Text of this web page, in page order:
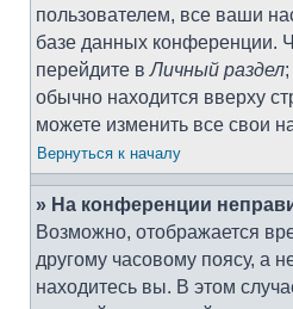
пользователем, все ваши
базе данных конференции.
перейдите вЛичный раздел
обычно находится вверху
можете изменить все свои
Вернуться к началу
» На конференции
Возможно, отображается
другому часовому поясу, а
находитесь вы. В этом